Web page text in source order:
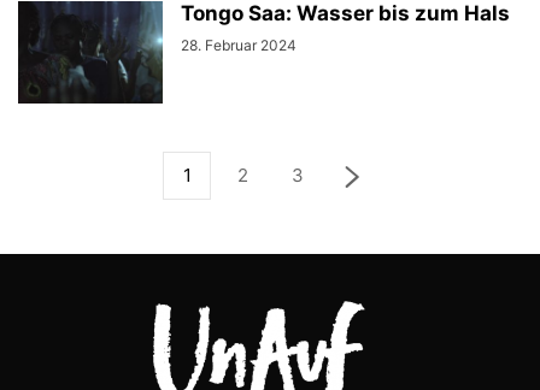
Tongo Saa: Wasser bis zum Hals
28. Februar 2024
1 2 3